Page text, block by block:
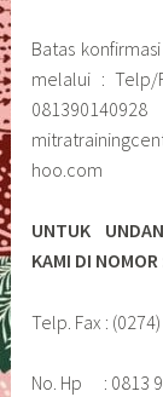
Batas
melalui : Telp/
hoo.com
UNTUK
KAMI DI NOMOR
Telp. Fax :
No. Hp : 0813